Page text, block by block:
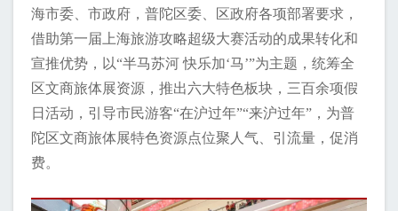
海市委、市政府，普陀区委、区政府各项部署要求，
借助第一届上海旅游攻略超级大赛活动的成果转化和
宣推优势，以“半马苏河 快乐加‘马’”为主题，统筹全
区文商旅体展资源，推出六大特色板块，三百余项假
日活动，引导市民游客“在沪过年”“来沪过年”，为普
陀区文商旅体展特色资源点位聚人气、引流量，促消
费。